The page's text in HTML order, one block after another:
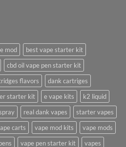
mod
best vape starter kit
cbd oil vape pen starter kit
flavors
dank cartriges
starter kit e vape kits
k2 liquid
real dank vapes
starter vapes
carts vape mod kits
vape mods
vape pen starter kit vapes